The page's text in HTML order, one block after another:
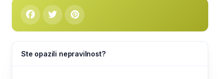
Ste opazili nepravilnost?